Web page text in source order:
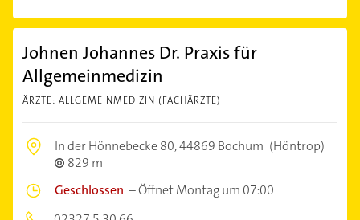
Johnen Johannes Dr. Praxis für
Allgemeinmedizin
ÄRZTE: ALLGEMEINMEDIZIN (FACHÄRZTE)
In der Hönnebecke 80,44869 Bochum (Höntrop)
829 m
Geschlossen –Öffnet Montag um 07:00